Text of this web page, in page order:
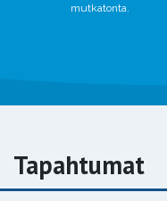
mutkatonta.
Tapahtumat